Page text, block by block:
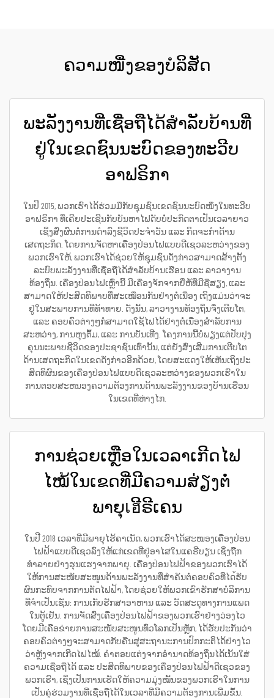
ຄວາມໜື່ງຂອງບໍລິສັດ
ພະລັງງານທີ່ເຊື່ອຖືໄດ້ສຳລັບບ້ານທີ່
ຢູ່ໃນເຂດຊົນນະບົດຂອງທະວີບ
ອາຟຣິກາ
ໃນປີ 2015, ພວກເຮົາໄດ້ຮ່ວມມືກັບຊຸມຊົນເຂດຊົນນະບົດໜຶ່ງໃນທະວີບ
ອາຟຣິກາ ທີ່ເຄີຍປະເຊີນກັບບັນຫາໄຟດັບບໍ່ປະກົດຕາເປັນເວລາຍາວ
ເຊິ່ງສົ່ງຜົນຕໍ່ການດຳລົງຊີວິດປະຈຳວັນ ແລະ ກິດຈະກຳດ້ານ
ເສດຖະກິດ. ໂດຍການຈັດຫາເຄື່ອງປ່ອນໄຟແບບດີເຊວລະຫວ່າງຂອງ
ພວກເຮົາໃຫ້, ພວກເຮົາໄດ້ຊ່ວຍໃຫ້ຊຸມຊົນດັ່ງກ່າວສາມາດສ້າງຕັ້ງ
ລະບົບພະລັງງານທີ່ເຊື່ອຖືໄດ້ສຳລັບບ້ານເຮືອນ ແລະ ລາວາງານ
ທ້ອງຖິ່ນ. ເຄື່ອງປ່ອນໄຟເຫຼົ່ານີ້ ມີເຄື່ອງຈັກຈາກຍີ່ຫໍ້ທີ່ມີຊື່ສຽງ, ແລະ
ສາມາດໃຫ້ປະສິດທິພາບທີ່ສະເໝືອນກັນຢ່າງຕໍ່ເນື່ອງ ເຖິງແມ່ນວ່າຈະ
ຢູ່ໃນສະພາບການທີ່ທ້າທາຍ. ດັ່ງນັ້ນ, ລາວາງານທ້ອງຖິ່ນຈຶ່ງເຕີບໂຕ,
ແລະ ຄອບຄົວຕ່າງໆກໍສາມາດໃຊ້ໄຟໄດ້ຢ່າງຕໍ່ເນື່ອງສຳລັບການ
ສະຫວ່າງ, ການຫຸງຕົ້ມ, ແລະ ການບັນເທີງ. ໂຄງການນີ້ບໍ່ພຽງແຕ່ປັບປຸງ
ຄຸນນະພາບຊີວິດຂອງປະຊາຊົນເທົ່ານັ້ນ, ແຕ່ຍັງສົ່ງເສີມການເຕີບໂຕ
ດ້ານເສດຖະກິດໃນເຂດດັ່ງກ່າວອີກດ້ວຍ, ໂດຍສະແດງໃຫ້ເຫັນເຖິງປະ
ສິດທິຜົນຂອງເຄື່ອງປ່ອນໄຟແບບດີເຊວລະຫວ່າງຂອງພວກເຮົາໃນ
ການຕອບສະຫນອງຄວາມຕ້ອງການດ້ານພະລັງງານຂອງບ້ານເຮືອນ
ໃນເຂດທີ່ຫ່າງໄກ.
ການຊ່ວຍເຫຼືອໃນເວລາເກີດໄຟ
ໄໝ້ໃນເຂດທີ່ມີຄວາມສ່ຽງຕໍ່
ພາຍຸเฮີຣີເຄນ
ໃນປີ 2018 ເວລາທີ່ມີພາຍຸໄຮ້ຄາເນັດ, ພວກເຮົາໄດ້ສະໜອງເຄື່ອງປ່ອນ
ໄຟຟ້າແບບດີເຊວລົງໃຫ້ແກ່ເຂດທີ່ຢູ່ອາໄສໃນແຄຣີບຽນ ເຊິ່ງຖືກ
ທຳລາຍຢ່າງຮຸນແຮງຈາກພາຍຸ. ເຄື່ອງປ່ອນໄຟຟ້າຂອງພວກເຮົາໄດ້
ໃຫ້ການສະໜັບສະໜູນດ້ານພະລັງງານທີ່ສຳຄັນຕໍ່ຄອບຄົວທີ່ໄດ้ຮັບ
ຜົນກະທົບຈາກການຕັດໄຟຟ້າ, ໂດຍຊ່ວຍໃຫ້ພວກເຂົາຮັກສາບໍລິການ
ທີ່ຈຳເປັນເຊັ່ນ: ການເກັບຮັກສາອາຫານ ແລະ ວັດສະດຸທາງການແພດ
ໃນຕູ້ເຢັນ. ການຈັດສົ່ງເຄື່ອງປ່ອນໄຟຟ້າຂອງພວກເຮົາຢ່າງວ່ອງໄວ
ໂດຍມີເຄືອຂ່າຍການສະໜັບສະໜູນທົ່ວໂລກເປັນຫຼັກ, ໄດ້ຮັບປະກັນວ່າ
ຄອບຄົວຕ່າງໆຈະສາມາດກັບຄືນສู่ສະຖານະການປົກກະຕິໄດ້ຢ່າງໄວ
ວ່າຫຼັງຈາກເກີດໄຟໄໝ້. ຄຳຕອບແຕ່ງຈາກອຳນາດທ້ອງຖິ່ນໄດ້ເນັ້ນໃສ່
ຄວາມເຊື່ອຖືໄດ້ ແລະ ປະສິດທິພາບຂອງເຄື່ອງປ່ອນໄຟຟ້າດີເຊວຂອງ
ພວກເຮົາ, ເຊິ່ງເປັນການເຮັດໃຫ້ຄວາມມຸ່ງໝັ້ນຂອງພວກເຮົາໃນການ
ເປັນຄູ່ຮ່ວມງານທີ່ເຊື່ອຖືໄດ້ໃນເວລາທີ່ມີຄວາມຕ້ອງການເພີ່ມຂຶ້ນ.